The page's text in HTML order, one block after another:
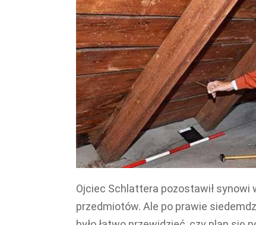
Ojciec Schlattera pozostawił synowi
przedmiotów. Ale po prawie